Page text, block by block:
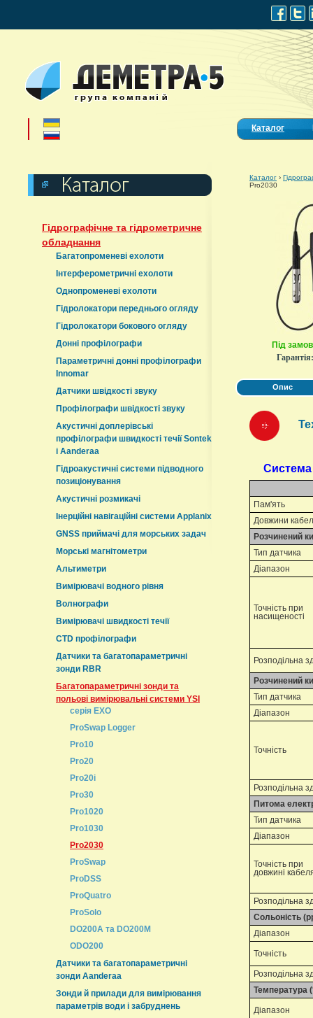
Каталог
Гідрографічне та гідрометричне
обладнання
Багатопроменеві ехолоти
Інтерферометричні ехолоти
Однопроменеві ехолоти
Гідролокатори переднього огляду
Гідролокатори бокового огляду
Донні профілографи
Параметричні донні профілографи
Innomar
Датчики швідкості звуку
Профілографи швідкості звуку
Акустичні доплерівські
профілографи швидкості течії Sontek
і Aanderaa
Гідроакустичні системи підводного
позиціонування
Акустичні розмикачі
Інерційні навігаційні системи Applanix
GNSS приймачі для морських задач
Морські магнітометри
Альтиметри
Вимірювачі водного рівня
Волнографи
Вимірювачі швидкості течії
CTD профілографи
Датчики та багатопараметричні
зонди RBR
Багатопараметричні зонди та
польові вимірювальні системи YSI
серія EXO
ProSwap Logger
Pro10
Pro20
Pro20i
Pro30
Pro1020
Pro1030
Pro2030
ProSwap
ProDSS
ProQuatro
ProSolo
DO200A та DO200M
ODO200
Датчики та багатопараметричні
зонди Aanderaa
Зонди й прилади для вимірювання
параметрів води і забруднень
Каталог ›
Pro2030
Під
Опис
Пам'ять
Довжини
Розчинений
Тип датчика
Діапазон
Точність при
насищеності
Розподільна
Розчинений
Тип датчика
Діапазон
Точність
Розподільна
Питома
Тип датчика
Діапазон
Точність при
довжині
Розподільна
Сольоність
Діапазон
Точність
Розподільна
Температура
Діапазон